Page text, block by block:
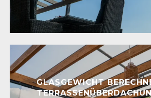
GLASGEWICHT